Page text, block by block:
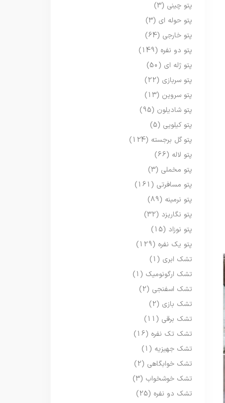
پتو چینی (3)
پتو حوله ای (3)
پتو خارجی (64)
پتو دو نفره (149)
پتو ژله ای (50)
پتو سربازی (22)
پتو سروین (13)
پتو شادیلون (95)
پتو کیلویی (5)
پتو گل برجسته (124)
پتو لاله (66)
پتو مخملی (3)
پتو مسافرتی (161)
پتو نرمینه (89)
پتو نگاریزد (32)
پتو نوزاد (15)
پتو یک نفره (129)
تشک ابری (1)
تشک ارگونومیک (1)
تشک اسفنجی (2)
تشک بازی (2)
تشک برقی (11)
تشک تک نفره (16)
تشک جهیزیه (1)
تشک خوابگاهی (2)
تشک خوشخواب (3)
تشک دو نفره (25)